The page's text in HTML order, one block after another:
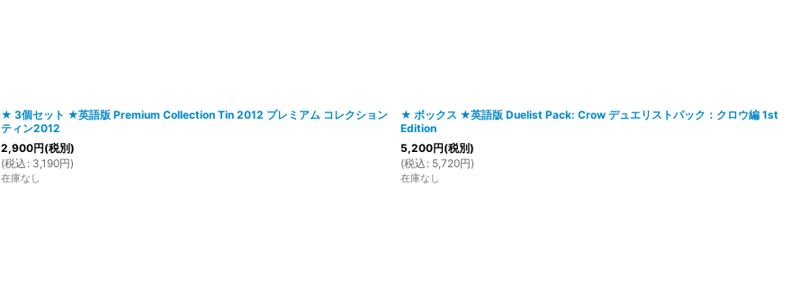
★ 3個セット ★英語版 Premium Collection Tin 2012 プレミアム コレクション
ティン2012
2,900円(税別)
(税込 : 3,190円)
在庫なし
★ ボックス ★英語版 Duelist Pack: Crow デュエリストパック：クロウ編 1st
Edition
5,200円(税別)
(税込 : 5,720円)
在庫なし